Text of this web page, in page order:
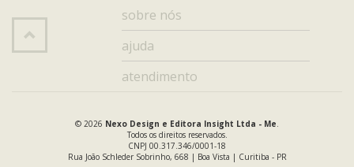
sobre nós
ajuda
atendimento
© 2026 Nexo Design e Editora Insight Ltda - Me.
Todos os direitos reservados.
CNPJ 00.317.346/0001-18
Rua João Schleder Sobrinho, 668 | Boa Vista | Curitiba - PR